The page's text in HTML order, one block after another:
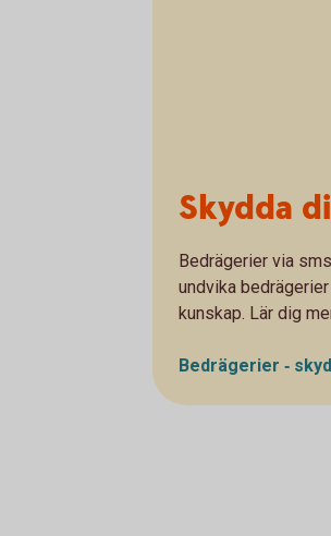
Skydda
Bedrägerier via
undvika
kunskap. Lär dig
Bedrägerier ‐